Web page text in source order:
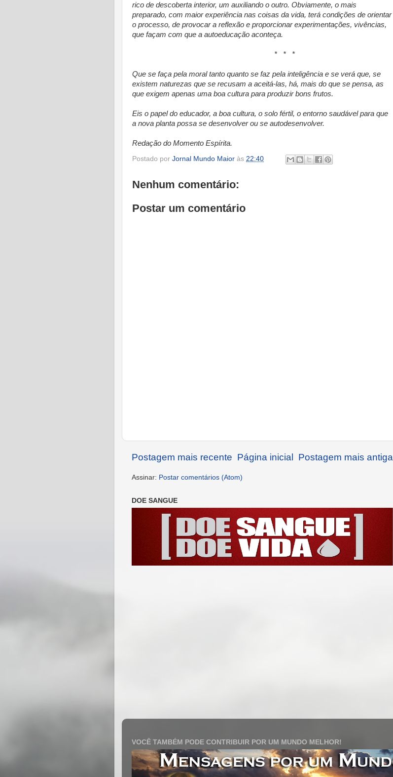
rico de descoberta interior, um auxiliando o outro. Obviamente, o mais
preparado, com maior experiência nas coisas da vida, terá condições de orientar
o processo, de provocar a reflexão e proporcionar experimentações, vivências,
que façam com que a autoeducação aconteça.
* * *
Que se faça pela moral tanto quanto se faz pela inteligência e se verá que, se
existem naturezas que se recusam a aceitá-las, há, mais do que se pensa, as
que exigem apenas uma boa cultura para produzir bons frutos.
Eis o papel do educador, a boa cultura, o solo fértil, o entorno saudável para que
a nova planta possa se desenvolver ou se autodesenvolver.
Redação do Momento Espírita.
Postado por Jornal Mundo Maior às 22:40
Nenhum comentário:
Postar um comentário
Postagem mais recente Postagem mais antiga
Página inicial
Assinar: Postar comentários (Atom)
DOE SANGUE
VOCÊ TAMBÉM PODE CONTRIBUIR POR UM MUNDO MELHOR!